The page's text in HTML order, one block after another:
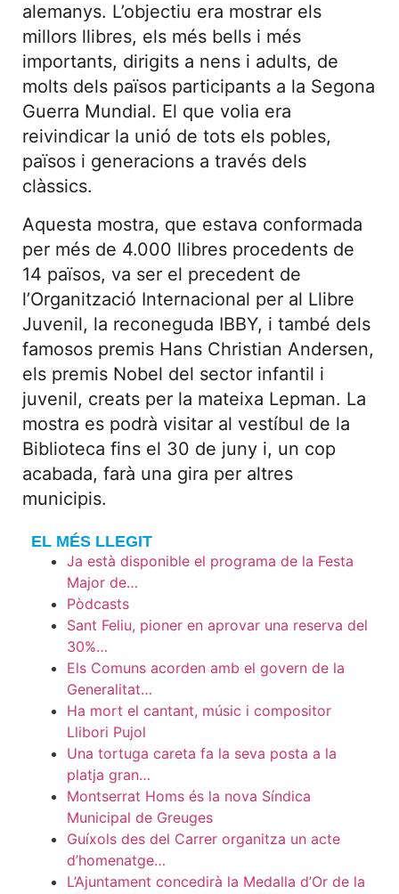
alemanys. L’objectiu era mostrar els
millors llibres, els més bells i més
importants, dirigits a nens i adults, de
molts dels països participants a la Segona
Guerra Mundial. El que volia era
reivindicar la unió de tots els pobles,
països i generacions a través dels
clàssics.
Aquesta mostra, que estava conformada
per més de 4.000 llibres procedents de
14 països, va ser el precedent de
l’Organització Internacional per al Llibre
Juvenil, la reconeguda IBBY, i també dels
famosos premis Hans Christian Andersen,
els premis Nobel del sector infantil i
juvenil, creats per la mateixa Lepman. La
mostra es podrà visitar al vestíbul de la
Biblioteca fins el 30 de juny i, un cop
acabada, farà una gira per altres
municipis.
EL MÉS LLEGIT
Ja està disponible el programa de la Festa
Major de…
Pòdcasts
Sant Feliu, pioner en aprovar una reserva del
30%…
Els Comuns acorden amb el govern de la
Generalitat…
Ha mort el cantant, músic i compositor
Llibori Pujol
Una tortuga careta fa la seva posta a la
platja gran…
Montserrat Homs és la nova Síndica
Municipal de Greuges
Guíxols des del Carrer organitza un acte
d’homenatge…
L’Ajuntament concedirà la Medalla d’Or de la